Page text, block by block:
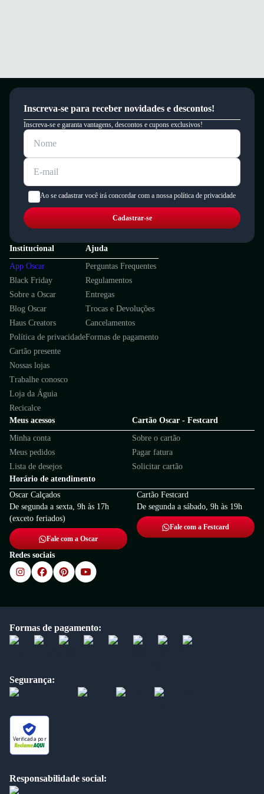
Inscreva-se para receber novidades e descontos!
Inscreva-se e garanta vantagens, descontos e cupons exclusivos!
Ao se cadastrar você irá concordar com a nossa política de privacidade
Cadastrar-se
Institucional
App Oscar
Black Friday
Sobre a Oscar
Blog Oscar
Haus Creators
Política de privacidade
Cartão presente
Nossas lojas
Trabalhe conosco
Loja da Águia
Recicalce
Ajuda
Perguntas Frequentes
Regulamentos
Entregas
Trocas e Devoluções
Cancelamentos
Formas de pagamento
Meus acessos
Minha conta
Meus pedidos
Lista de desejos
Cartão Oscar - Festcard
Sobre o cartão
Pagar fatura
Solicitar cartão
Horário de atendimento
Oscar Calçados
De segunda a sexta, 9h às 17h
(exceto feriados)
Fale com a Oscar
Cartão Festcard
De segunda a sábado, 9h às 19h
Fale com a Festcard
Redes sociais
Formas de pagamento:
Segurança:
Verificada por
Responsabilidade social: